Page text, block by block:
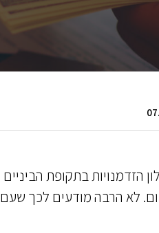
הזדמנויות בתקופת
הפרסום. לא הרבה מודעים לכך